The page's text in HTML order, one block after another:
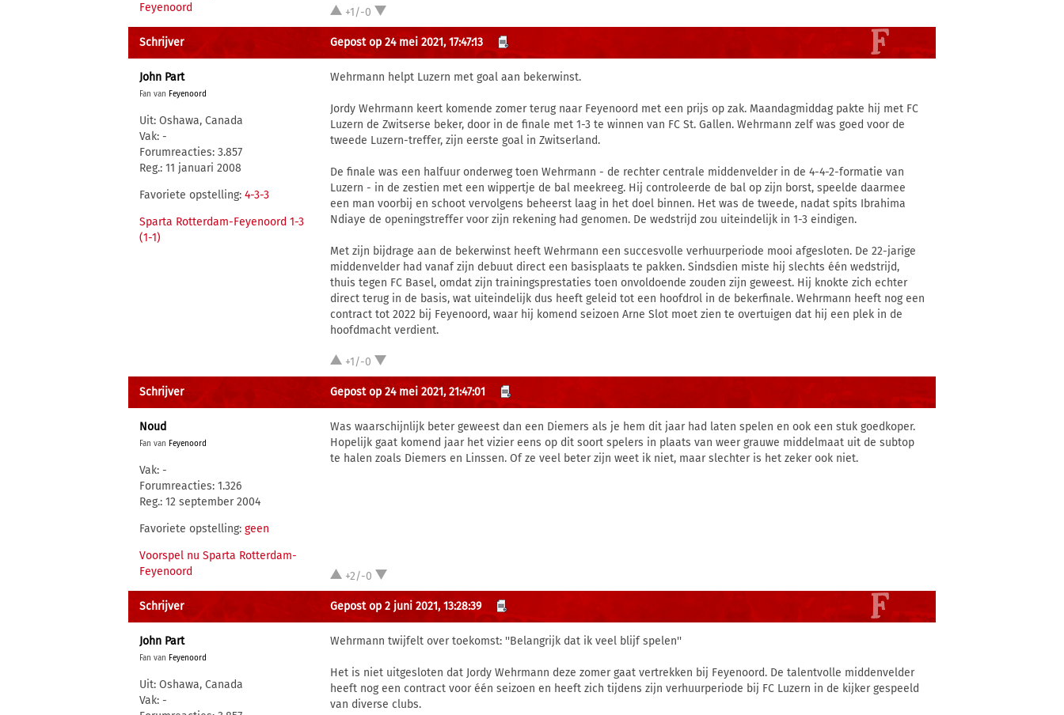
Feyenoord
+1/-0
Schrijver Gepost op 24 mei 2021, 17:47:13
John Part
Fan van Feyenoord
Uit: Oshawa, Canada
Vak: -
Forumreacties: 3.857
Reg.: 11 januari 2008
Favoriete opstelling: 4-3-3
Sparta Rotterdam-Feyenoord 1-3
(1-1)
Wehrmann helpt Luzern met goal aan bekerwinst.
Jordy Wehrmann keert komende zomer terug naar Feyenoord met een prijs op zak. Maandagmiddag pakte hij met FC
Luzern de Zwitserse beker, door in de finale met 1-3 te winnen van FC St. Gallen. Wehrmann zelf was goed voor de
tweede Luzern-treffer, zijn eerste goal in Zwitserland.
De finale was een halfuur onderweg toen Wehrmann - de rechter centrale middenvelder in de 4-4-2-formatie van
Luzern - in de zestien met een wippertje de bal meekreeg. Hij controleerde de bal op zijn borst, speelde daarmee
een man voorbij en schoot vervolgens beheerst laag in het doel binnen. Het was de tweede, nadat spits Ibrahima
Ndiaye de openingstreffer voor zijn rekening had genomen. De wedstrijd zou uiteindelijk in 1-3 eindigen.
Met zijn bijdrage aan de bekerwinst heeft Wehrmann een succesvolle verhuurperiode mooi afgesloten. De 22-jarige
middenvelder had vanaf zijn debuut direct een basisplaats te pakken. Sindsdien miste hij slechts één wedstrijd,
thuis tegen FC Basel, omdat zijn trainingsprestaties toen onvoldoende zouden zijn geweest. Hij knokte zich echter
direct terug in de basis, wat uiteindelijk dus heeft geleid tot een hoofdrol in de bekerfinale. Wehrmann heeft nog een
contract tot 2022 bij Feyenoord, waar hij komend seizoen Arne Slot moet zien te overtuigen dat hij een plek in de
hoofdmacht verdient.
+1/-0
Schrijver Gepost op 24 mei 2021, 21:47:01
Noud
Fan van Feyenoord
Vak: -
Forumreacties: 1.326
Reg.: 12 september 2004
Favoriete opstelling: geen
Voorspel nu Sparta Rotterdam-
Feyenoord
Was waarschijnlijk beter geweest dan een Diemers als je hem dit jaar had laten spelen en ook een stuk goedkoper.
Hopelijk gaat komend jaar het vizier eens op dit soort spelers in plaats van weer grauwe middelmaat uit de subtop
te halen zoals Diemers en Linssen. Of ze veel beter zijn weet ik niet, maar slechter is het zeker ook niet.
+2/-0
Schrijver Gepost op 2 juni 2021, 13:28:39
John Part
Fan van Feyenoord
Uit: Oshawa, Canada
Vak: -
Wehrmann twijfelt over toekomst: ''Belangrijk dat ik veel blijf spelen''
Het is niet uitgesloten dat Jordy Wehrmann deze zomer gaat vertrekken bij Feyenoord. De talentvolle middenvelder
heeft nog een contract voor één seizoen en heeft zich tijdens zijn verhuurperiode bij FC Luzern in de kijker gespeeld
van diverse clubs.